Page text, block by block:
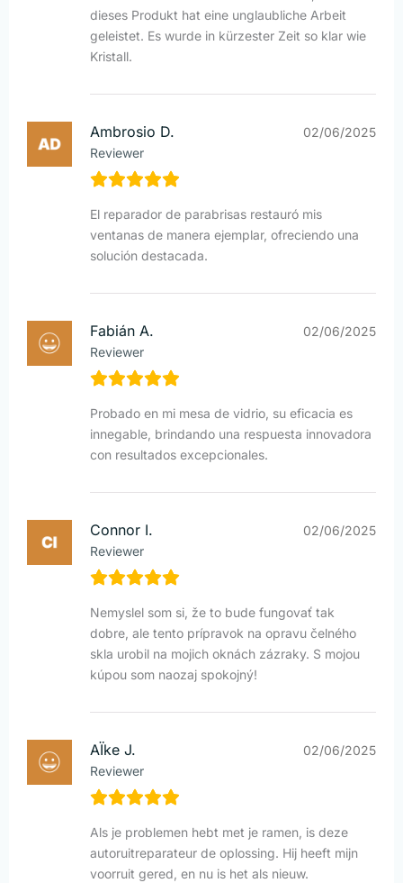
dieses Produkt hat eine unglaubliche Arbeit
geleistet. Es wurde in kürzester Zeit so klar wie
Kristall.
Ambrosio D.
Reviewer
02/06/2025
El reparador de parabrisas restauró mis
ventanas de manera ejemplar, ofreciendo una
solución destacada.
Fabián A.
Reviewer
02/06/2025
Probado en mi mesa de vidrio, su eficacia es
innegable, brindando una respuesta innovadora
con resultados excepcionales.
Connor I.
Reviewer
02/06/2025
Nemyslel som si, že to bude fungovať tak
dobre, ale tento prípravok na opravu čelného
skla urobil na mojich oknách zázraky. S mojou
kúpou som naozaj spokojný!
AÏke J.
Reviewer
02/06/2025
Als je problemen hebt met je ramen, is deze
autoruitreparateur de oplossing. Hij heeft mijn
voorruit gered, en nu is het als nieuw.